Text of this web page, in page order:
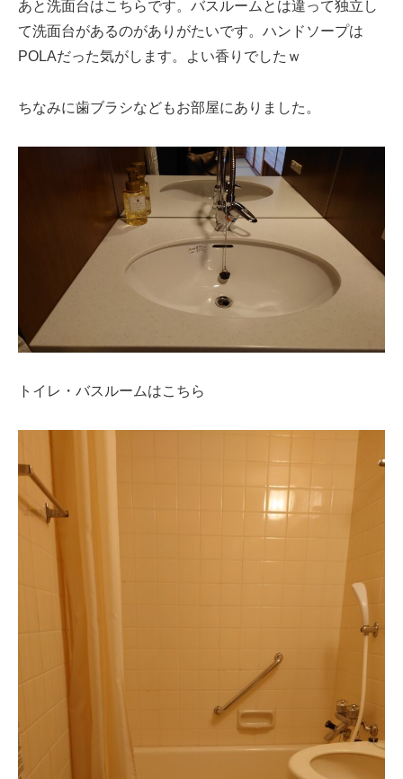
あと洗面台はこちらです。バスルームとは違って独立し
て洗面台があるのがありがたいです。ハンドソープは
POLAだった気がします。よい香りでしたｗ
ちなみに歯ブラシなどもお部屋にありました。
トイレ・バスルームはこちら